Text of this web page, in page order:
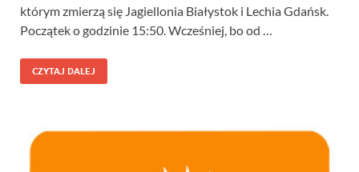
którym zmierzą się Jagiellonia Białystok i Lechia Gdańsk.
Początek o godzinie 15:50. Wcześniej, bo od …
CZYTAJ DALEJ